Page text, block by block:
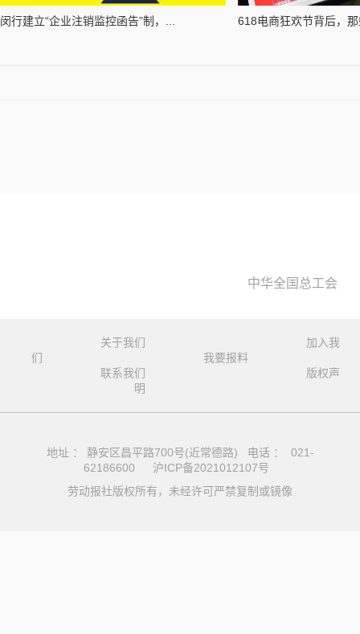
闵行建立“企业注销监控函告”制，... 618电商狂欢节背后，
中华全国总工会
关于我们
加入我
们
我要报料
联系我们
版权声
明
地址 ： 静安区昌平路700号(近常德路) 电话 ： 021-
62186600
沪ICP备2021012107号
劳动报社版权所有，未经许可严禁复制或镜像